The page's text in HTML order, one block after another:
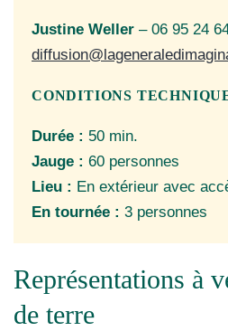
Justine Weller – 06 95 24
CONDITIONS
Durée : 50 min.
Jauge : 60 personnes
Lieu : En extérieur avec
En tournée : 3 personnes
Représentations à
de terre